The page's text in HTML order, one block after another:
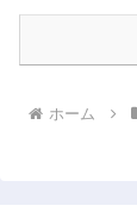
ホーム